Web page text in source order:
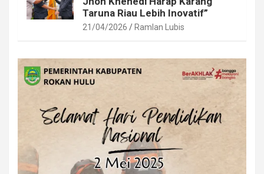
Taruna Riau Lebih Inovatif”
21/04/2026 Ramlan Lubis